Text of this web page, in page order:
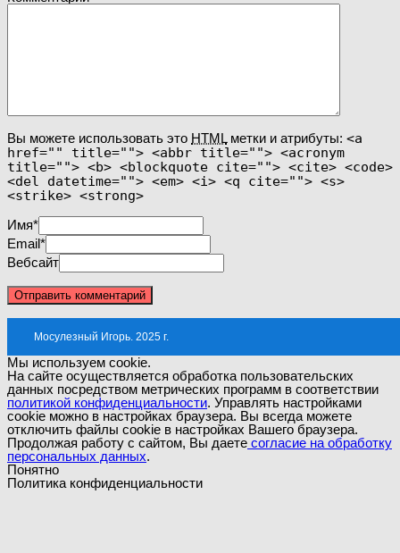
Вы можете использовать это HTMLметки и атрибуты: <a
href="" title=""> <abbr title=""> <acronym
title=""> <b> <blockquote cite=""> <cite> <code>
<del datetime=""> <em> <i> <q cite=""> <s>
<strike> <strong>
Имя*
Email*
Вебсайт
Мосулезный Игорь. 2025 г.
Мы используем cookie.
На сайте осуществляется обработка пользовательских
данных посредством метрических программ в соответствии
политикой конфиденциальности. Управлять настройками
cookie можно в настройках браузера. Вы всегда можете
отключить файлы cookie в настройках Вашего браузера.
Продолжая работу с сайтом, Вы даете согласие на обработку
персональных данных.
Понятно
Политика конфиденциальности